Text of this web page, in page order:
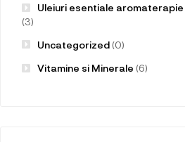
Uleiuri esentiale aromaterapie
(3)
Uncategorized(0)
Vitamine si Minerale (6)